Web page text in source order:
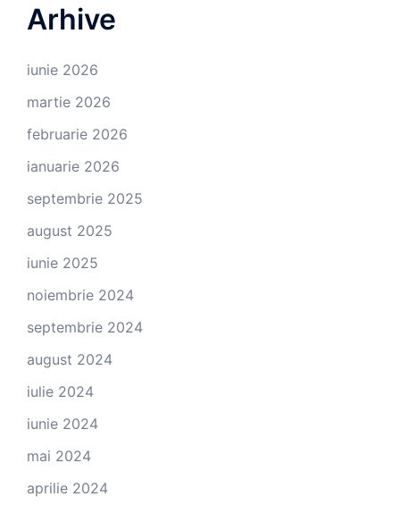
Arhive
iunie 2026
martie 2026
februarie 2026
ianuarie 2026
septembrie 2025
august 2025
iunie 2025
noiembrie 2024
septembrie 2024
august 2024
iulie 2024
iunie 2024
mai 2024
aprilie 2024